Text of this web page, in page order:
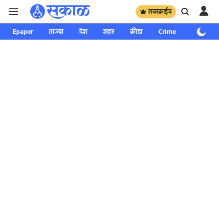
सबस्क्राईब
Epaper ताज्या देश शहर क्रीडा Crime साप्ताहिक